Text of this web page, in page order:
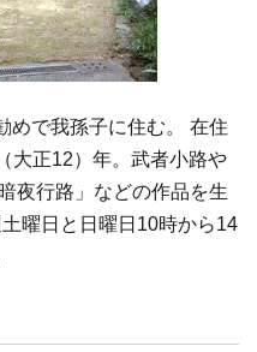
めで我孫子に住む。 在住
大正12）年。武者小路や
夜行路」などの作品を生
曜日と日曜日10時から14